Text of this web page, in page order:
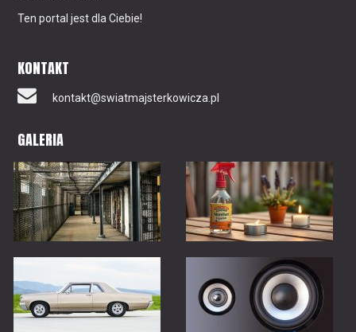
Ten portal jest dla Ciebie!
KONTAKT
kontakt@swiatmajsterkowicza.pl
GALERIA